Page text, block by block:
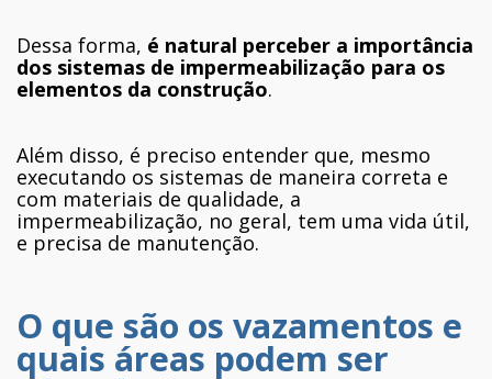
Dessa forma, é natural perceber a importância
dos sistemas de impermeabilização para os
elementos da construção.
Além disso, é preciso entender que, mesmo
executando os sistemas de maneira correta e
com materiais de qualidade, a
impermeabilização, no geral, tem uma vida útil,
e precisa de manutenção.
O que são os vazamentos e
quais áreas podem ser